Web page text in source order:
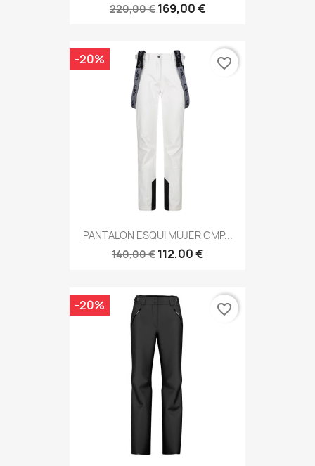
220,00 € 169,00 €
PANTALON ESQUI MUJER CMP...
140,00 € 112,00 €
-20% favorite_border
-20% favorite_border